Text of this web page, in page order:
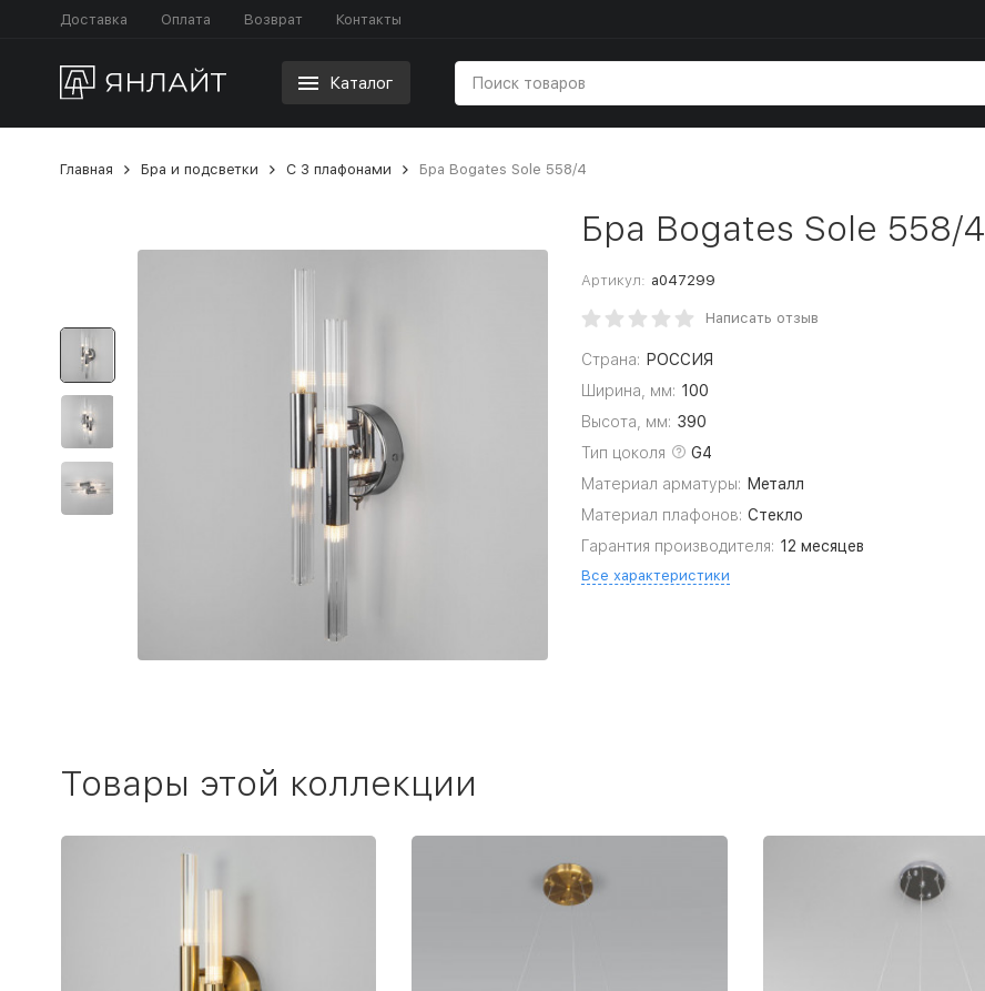
Доставка Оплата Возврат Контакты
Каталог
Главная Бра и подсветки С 3 плафонами Бра Bogates Sole 558/4
Бра Bogates Sole 558/4
Артикул: a047299
Написать отзыв
Страна: РОССИЯ
Ширина, мм: 100
Высота, мм: 390
Тип цоколя
G4
Материал арматуры: Металл
Материал плафонов: Стекло
Гарантия производителя: 12 месяцев
Все характеристики
Товары этой коллекции